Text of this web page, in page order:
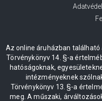
Az online áruházban
Törvénykönyv 14. §-a
hatóságoknak,
intézményeknek
Törvénykönyv 13. §-a
meg. A műszaki,